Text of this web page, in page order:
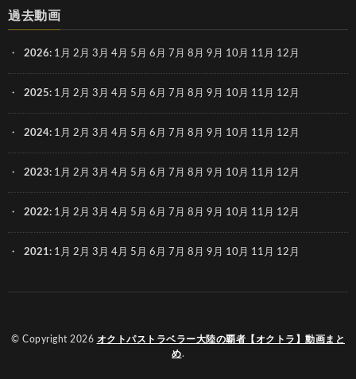
過去動画
2026: 1月 2月 3月 4月 5月 6月 7月 8月 9月 10月 11月 12月
2025: 1月 2月 3月 4月 5月 6月 7月 8月 9月 10月 11月 12月
2024: 1月 2月 3月 4月 5月 6月 7月 8月 9月 10月 11月 12月
2023: 1月 2月 3月 4月 5月 6月 7月 8月 9月 10月 11月 12月
2022: 1月 2月 3月 4月 5月 6月 7月 8月 9月 10月 11月 12月
2021: 1月 2月 3月 4月 5月 6月 7月 8月 9月 10月 11月 12月
© Copyright 2026 オクトパストラベラー大陸の覇者【オクトラ】動画まと
め.